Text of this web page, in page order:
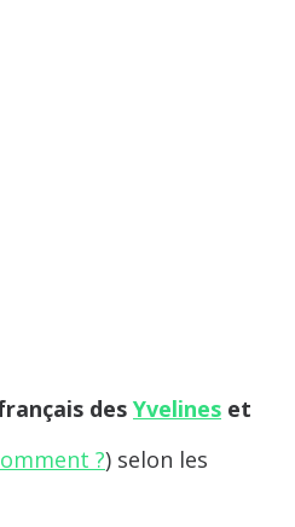
des Yvelines et
?) selon les